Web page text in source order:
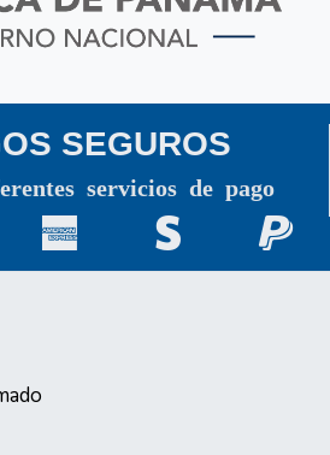
SEGUROS
servicios de pago